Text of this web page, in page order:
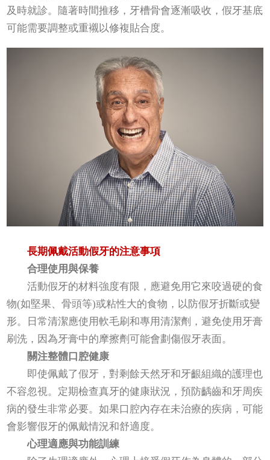
及時就診。隨著時間推移，牙槽骨會逐漸吸收，假牙基底
可能需要調整或重襯以修複貼合度。
長期佩戴活動假牙的注意事項
合理使用與保養
活動假牙的材料強度有限，應避免用它來咬過硬的食
物(如堅果、骨頭等)或粘性大的食物，以防假牙折斷或變
形。日常清潔應使用軟毛刷和專用清潔劑，避免使用牙膏
刷洗，因為牙膏中的摩擦劑可能會劃傷假牙表面。
關注整體口腔健康
即使佩戴了假牙，對剩餘天然牙和牙齦組織的護理也
不容忽視。定期檢查真牙的健康狀況，預防齲齒和牙周疾
病的發生非常必要。如果口腔內存在未治療的疾病，可能
會影響假牙的佩戴情況和舒適度。
心理適應與功能訓練